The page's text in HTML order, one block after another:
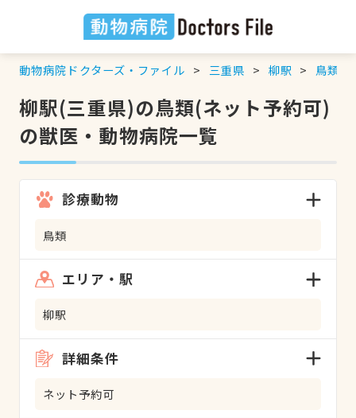
動物病院ドクターズ・ファイル 三重県 柳駅 鳥類
柳駅(三重県)の鳥類(ネット予約可)
の獣医・動物病院一覧
診療動物
鳥類
エリア・駅
柳駅
詳細条件
ネット予約可